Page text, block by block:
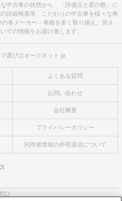
中古車の状態から、「評価点と星の数」に
詳細検索等、こだわりの中古車を様々な角
各メーカー・車種を多く取り揃え、皆さ
ての情報をお届け致します。
選びはオークネット.jp
よくある質問
お問い合わせ
会社概要
プライバシーポリシー
利用者情報の外部送信について
口